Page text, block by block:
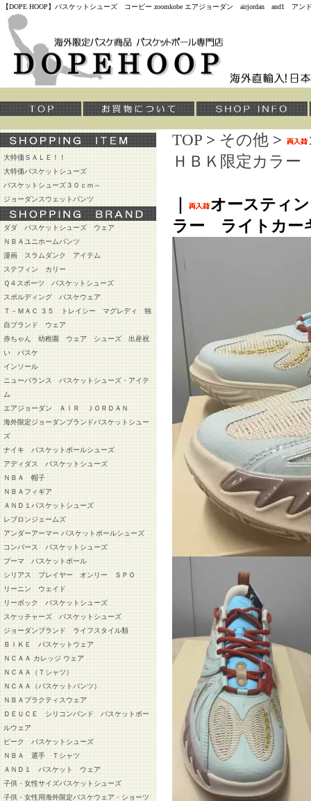
【DOPE HOOP】バスケットシューズ コービー zoomkobe エアジョーダン airjordan and1
大特価ＳＡＬＥ！！
大特価バスケットシューズ
バスケットシューズ３０ｃｍ～
ジョーダンスウェットパンツ
ダダ バスケットシューズ ウェア
ＮＢＡユニホームパンツ
漫画 スラムダンク アイテム
ステフィン カリー
Ｑ４スポーツ バスケットシューズ
スポルディング バスケウェア
Ｔ－ＭＡＣ ３５ トレイシー マグレディ 独
自ブランド ウェア
赤ちゃん 幼稚園 ウェア シューズ 出産祝
い バスケ
インソール
ニューバランス バスケットシューズ・アイテ
ム
エアジョーダン ＡＩＲ ＪＯＲＤＡＮ
海外限定ジョーダンブランドバスケットシュー
ズ
ナイキ バスケットボールシューズ
アディダス バスケットシューズ
ＮＢＡ 帽子
ＮＢＡフィギア
ＡＮＤ１バスケットシューズ
レブロンジェームズ
アンダーアーマー バスケットボールシューズ
コンバース バスケットシューズ
プーマ バスケットボール
シリアス プレイヤー オンリー ＳＰＯ
リーニン ウェイド
リーボック バスケットシューズ
スケッチャーズ バスケットシューズ
ジョーダンブランド ライフスタイル類
ＢＩＫＥ バスケットウェア
ＮＣＡＡ カレッジ ウェア
ＮＣＡＡ（Ｔシャツ）
ＮＣＡＡ（バスケットパンツ）
ＮＢＡプラクティスウェア
ＤＥＵＣＥ シリコンバンド バスケットボー
ルウェア
ピーク バスケットシューズ
ＮＢＡ 選手 Ｔシャツ
ＡＮＤ１ バスケット ウェア
子供・女性サイズバスケットシューズ
子供・女性用海外限定バスケウェア・ショーツ
TOP > その他 >
ＨＢＫ限定カラ
オースティ
ラー ライトカー